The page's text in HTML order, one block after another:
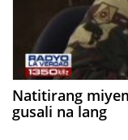
Natitirang
gusali na lang